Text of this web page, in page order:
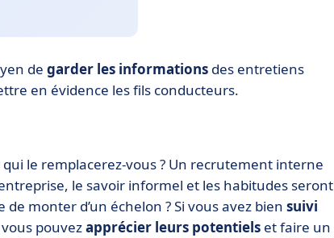
de garder les informations des entretiens
en évidence les fils conducteurs.
le remplacerez-vous ? Un recrutement interne
le savoir informel et les habitudes seront
monter d’un échelon ? Si vous avez bien suivi
pouvezapprécier leurs potentiels et faire un